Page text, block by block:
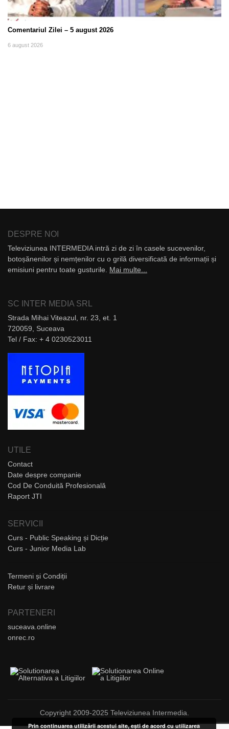
Comentariul Zilei – 5 august 2026
6 august 2026
DESPRE NOI
Televiziunea INTERMEDIA intră zi de zi în casele sucevenilor,
botoșănenilor și nemțenilor cu o grilă diversificată de informații și
emisiuni pentru toate gusturile. Mai multe...
SC INTER MEDIA SRL
Strada Mihai Viteazul, nr. 23, et. 1
720059, Suceava
Tel / Fax: + 4 0230523011
UTILE
Contact
Date despre companie
Cod De Conduită Profesională
Raport JTI
SERVICII
Curs - Public Speaking și Dicție
Curs - Junior Media Lab
Termeni și Condiții
Retur și livrare
PARTENERI
suceava.online
onrec.ro
Copyright 2009-2025 Televiziunea Intermedia.
Prin continuarea utilizării acestui site, ești de acord cu utilizarea